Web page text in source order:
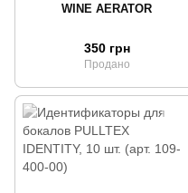
WINE AERATOR
350 грн
Продано